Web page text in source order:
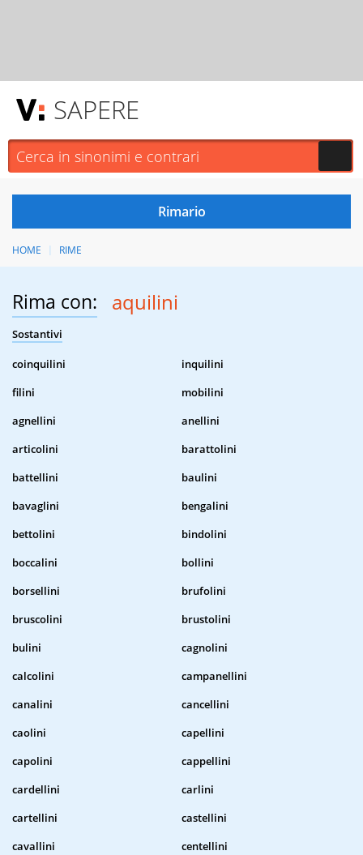
SAPERE
HOME RIME
Rima con: aquilini
Sostantivi
coinquilini
inquilini
filini
mobilini
agnellini
anellini
articolini
barattolini
battellini
baulini
bavaglini
bengalini
bettolini
bindolini
boccalini
bollini
borsellini
brufolini
bruscolini
brustolini
bulini
cagnolini
calcolini
campanellini
canalini
cancellini
caolini
capellini
capolini
cappellini
cardellini
carlini
cartellini
castellini
cavallini
centellini